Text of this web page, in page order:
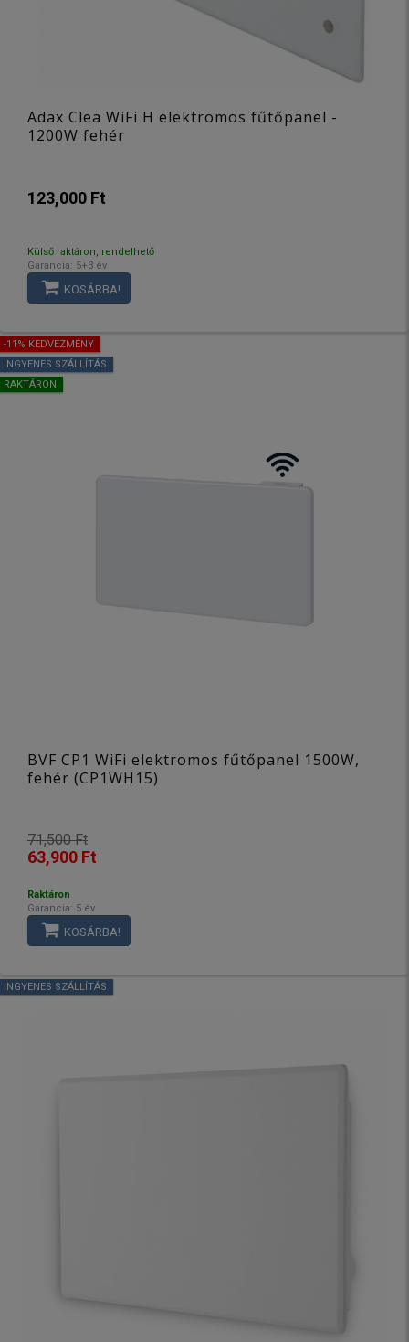
Adax Clea WiFi H elektromos fűtőpanel -
1200W fehér
123,000 Ft
Külső raktáron, rendelhető
Garancia: 5+3 év
KOSÁRBA!
-11% KEDVEZMÉNY
INGYENES SZÁLLÍTÁS
RAKTÁRON
BVF CP1 WiFi elektromos fűtőpanel 1500W,
fehér (CP1WH15)
71,500 Ft
63,900 Ft
Raktáron
Garancia: 5 év
KOSÁRBA!
INGYENES SZÁLLÍTÁS